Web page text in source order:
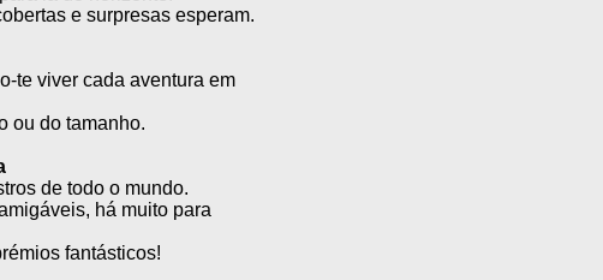
e surpresas esperam.
te viver cada aventura em
ou do tamanho.
de todo o mundo.
há muito para
fantásticos!